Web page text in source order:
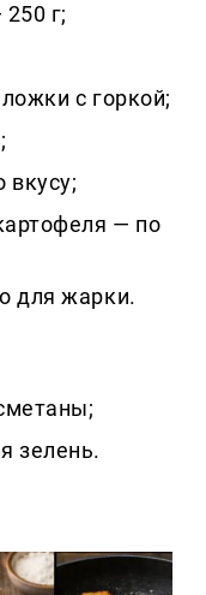
г;
с горкой;
вкусу;
— по
для жарки.
зелень.